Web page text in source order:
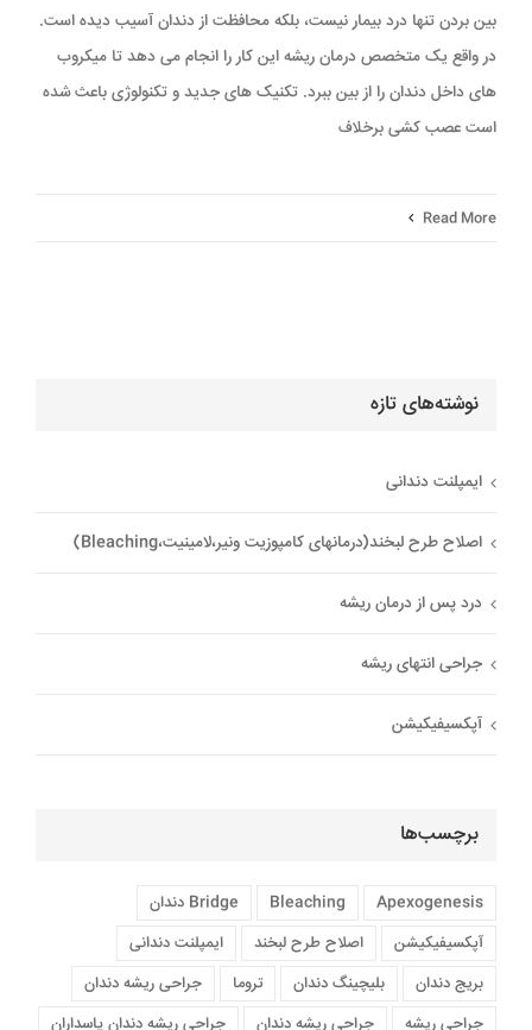
بین بردن تنها درد بیمار نیست، بلکه محافظت از دندان آسیب دیده است.
در واقع یک متخصص درمان ریشه این کار را انجام می دهد تا میکروب
های داخل دندان را از بین ببرد. تکنیک های جدید و تکنولوژی باعث شده
است عصب کشی برخلاف
Read More
نوشته‌های تازه
ایمپلنت دندانی
اصلاح طرح لبخند(درمانهای کامپوزیت ونیر،لامینیت،Bleaching)
درد پس از درمان ریشه
جراحی انتهای ریشه
آپکسیفیکیشن
برچسب‌ها
Apexogenesis
Bleaching
Bridge دندان
آپکسیفیکیشن
اصلاح طرح لبخند
ایمپلنت دندانی
بریج دندان
بلیچینگ دندان تروما
جراحی ريشه دندان
جراحی ریشه
جراحی ریشه دندان
جراحی ریشه دندان پاسداران